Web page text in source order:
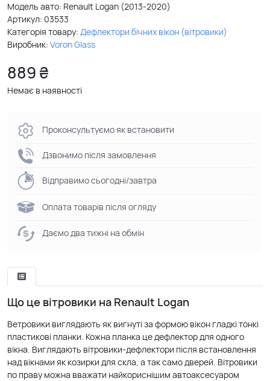
Модель авто: Renault Logan (2013-2020)
Артикул: 03533
Категорія товару: Дефлектори бічних вікон (вітровики)
Виробник: Voron Glass
889 ₴
Немає в наявності
Проконсультуємо як встановити
Дзвонимо після замовлення
Відправимо сьогодні/завтра
Оплата товарів після огляду
Даємо два тижні на обмін
Що це вітровики на Renault Logan
Ветровики виглядають як вигнуті за формою вікон гладкі тонкі
пластикові планки. Кожна планка це дефлектор для одного
вікна. Виглядають вітровики-дефлектори після встановлення
над вікнами як козирки для скла, а так само дверей. Вітровики
по праву можна вважати найкориснішим автоаксесуаром